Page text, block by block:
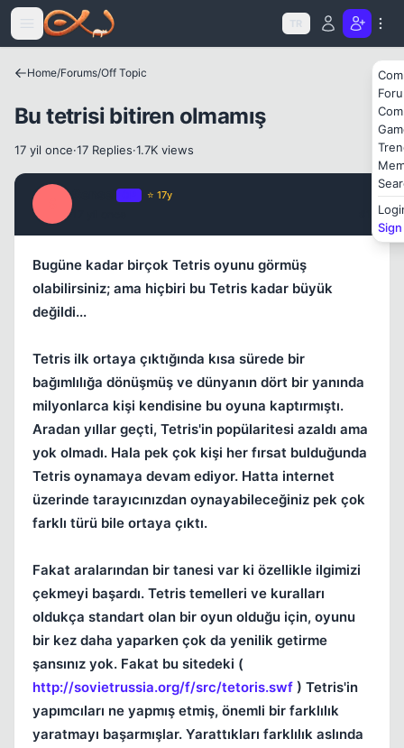
Icerige atla
TR
Home/Forums/Off Topic
Bu tetrisi bitiren olmamış
17 yil once·17 Replies·1.7K views
⭐ 17y
Bugüne kadar birçok Tetris oyunu görmüş
olabilirsiniz; ama hiçbiri bu Tetris kadar büyük
değildi...
Tetris ilk ortaya çıktığında kısa sürede bir
bağımlılığa dönüşmüş ve dünyanın dört bir yanında
milyonlarca kişi kendisine bu oyuna kaptırmıştı.
Aradan yıllar geçti, Tetris'in popülaritesi azaldı ama
yok olmadı. Hala pek çok kişi her fırsat bulduğunda
Tetris oynamaya devam ediyor. Hatta internet
üzerinde tarayıcınızdan oynayabileceğiniz pek çok
farklı türü bile ortaya çıktı.
Fakat aralarından bir tanesi var ki özellikle ilgimizi
çekmeyi başardı. Tetris temelleri ve kuralları
oldukça standart olan bir oyun olduğu için, oyunu
bir kez daha yaparken çok da yenilik getirme
şansınız yok. Fakat bu sitedeki (
http://sovietrussia.org/f/src/tetoris.swf ) Tetris'in
yapımcıları ne yapmış etmiş, önemli bir farklılık
yaratmayı başarmışlar. Yarattıkları farklılık aslında
Kapat
Kapat